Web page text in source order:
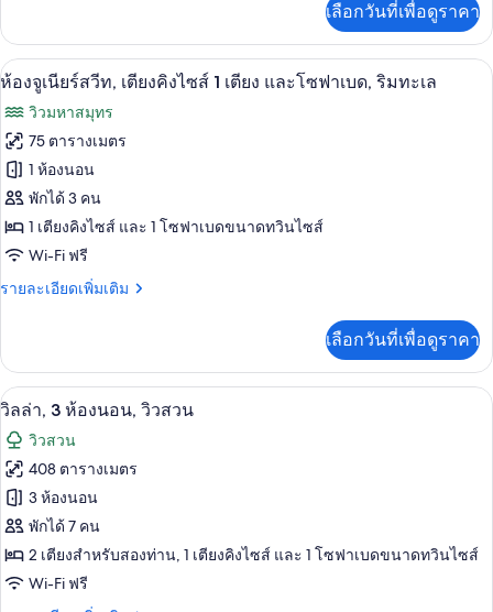
ใหญ่
2
เตียง,
ริม
ทะเล
เกี่ยว
กับ
ห้อง
เนียร์
สวี
ท,
เตียง
ใหญ่
2
เตียง,
ริม
เลือกวันที่เพื่อดูราคา
เปิด
ภาพถ่าย
ทั้งหมด
ของ
ห้อง
จู
เนียร์
สวีท,
คิง
ไซส์
1
เตียง
และ
โซฟา
เบด,
ริม
เครื่องนอนระดับพรีเมียม, มินิบาร์, ตู้นิ
5
ห้องจูเนียร์สวีท, เตียงคิงไซส์ 1 เตียง และโซฟาเบด, ริมทะเล
วิวมหาสมุทร
75 ตารางเมตร
1 ห้องนอน
พักได้ 3 คน
1 เตียงคิงไซส์ และ 1 โซฟาเบดขนาดทวินไซส์
Wi-Fi ฟรี
รายละเอียดเพิ่มเติม
ราย
เกี่ยว
กับ
ห้อง
เนียร์
สวี
ท,
เตียง
คิง
ไซส์
เตียง
เลือกวันที่เพื่อดูราคา
เปิด
ภาพถ่าย
ทั้งหมด
ของ
วิลล่า,
3
ห้อง
เครื่องนอนระดับพรีเมียม, มินิบาร์, ตู้นิ
10
วิลล่า, 3 ห้องนอน, วิวสวน
วิวสวน
408 ตารางเมตร
3 ห้องนอน
พักได้ 7 คน
2 เตียงสำหรับสองท่าน, 1 เตียงคิงไซส์ และ 1 โซฟาเบดขนาดทวินไซส์
Wi-Fi ฟรี